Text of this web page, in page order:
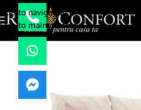
Skip to navigation
Skip to main content